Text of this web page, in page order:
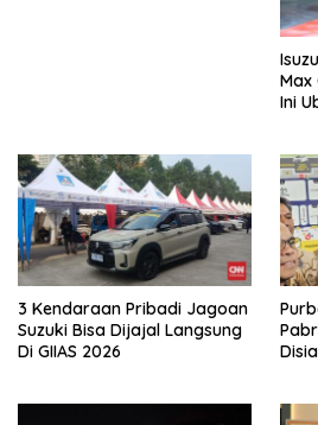
Max
Ini
3 Kendaraan Pribadi Jagoan
Suzuki Bisa Dijajal Langsung
Di GIIAS 2026